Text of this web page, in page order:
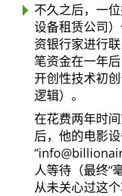
不久之后，一
设备租赁公司
资银行家进行
笔资金在一年
开创性技术初
逻辑）。
在花费两年时
后，他的电影
人等待（最终
从未关心过这个